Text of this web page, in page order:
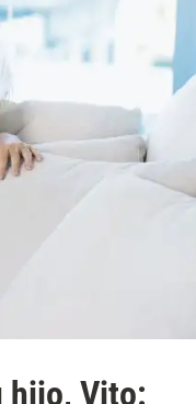
hijo, Vito: